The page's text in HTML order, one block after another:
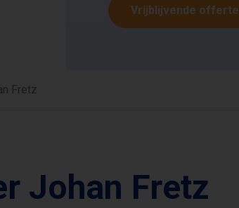
Vrijblijvende offerte
Fretz
Johan Fretz